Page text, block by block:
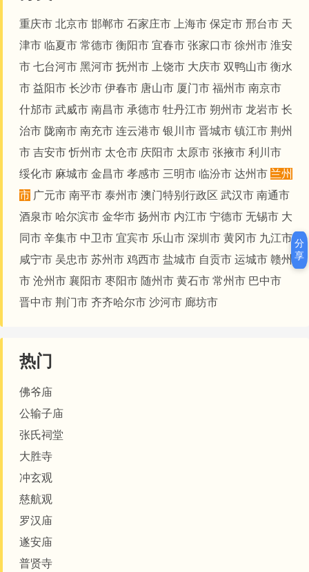
重庆市 北京市 邯郸市 石家庄市 上海市 保定市 邢台市 天
津市 临夏市 常德市 衡阳市 宜春市 张家口市 徐州市 淮安
市 七台河市 黑河市 抚州市 上饶市 大庆市 双鸭山市 衡水
市 益阳市 长沙市 伊春市 唐山市 厦门市 福州市 南京市
什邡市 武威市 南昌市 承德市 牡丹江市 朔州市 龙岩市 长
治市 陇南市 南充市 连云港市 银川市 晋城市 镇江市 荆州
市 吉安市 忻州市 太仓市 庆阳市 太原市 张掖市 利川市
绥化市 麻城市 金昌市 孝感市 三明市 临汾市 达州市 兰州
市 广元市 南平市 泰州市 澳门特别行政区 武汉市 南通市
酒泉市 哈尔滨市 金华市 扬州市 内江市 宁德市 无锡市 大
同市 辛集市 中卫市 宜宾市 乐山市 深圳市 黄冈市 九江市
咸宁市 吴忠市 苏州市 鸡西市 盐城市 自贡市 运城市 赣州
市 沧州市 襄阳市 枣阳市 随州市 黄石市 常州市 巴中市
晋中市 荆门市 齐齐哈尔市 沙河市 廊坊市
热门
佛爷庙
公输子庙
张氏祠堂
大胜寺
冲玄观
慈航观
罗汉庙
遂安庙
普贤寺
分
享